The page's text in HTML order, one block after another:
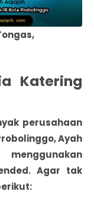
Katering
perusahaan
, Ayah
Agar tak